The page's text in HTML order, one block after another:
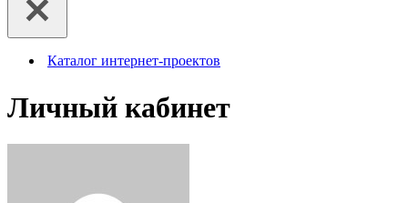
Каталог интернет-проектов
Личный кабинет